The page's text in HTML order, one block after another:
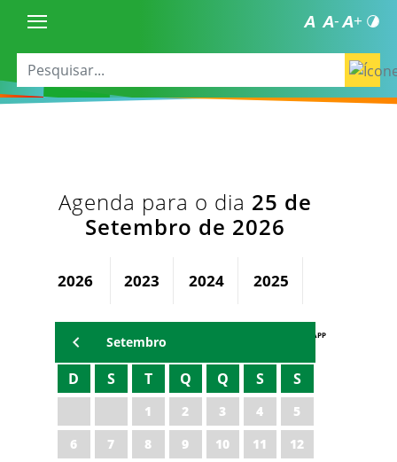
Agenda para o dia 25 de
Setembro de 2026
2026 2023 2024 2025
AGENDA PAPP
Setembro
D S T Q Q S S
1 2 3 4
5
6
7 8 9 10 11
12